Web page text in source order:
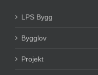
LPS Bygg
Bygglov
Projekt